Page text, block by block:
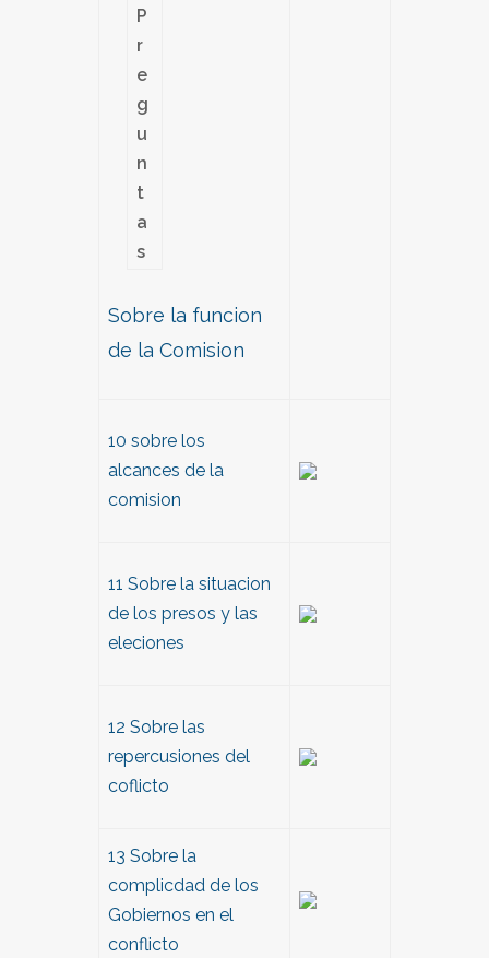
P
r
e
g
u
n
t
a
s
Sobre la funcion
de la Comision
10 sobre los
alcances de la
comision
11 Sobre la situacion
de los presos y las
eleciones
12 Sobre las
repercusiones del
coflicto
13 Sobre la
complicdad de los
Gobiernos en el
conflicto